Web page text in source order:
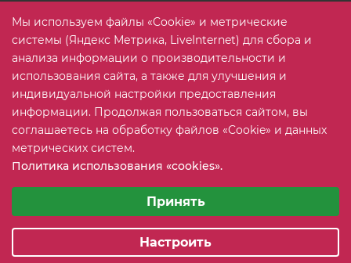
Условия оплаты
Условия доставки
Гарантия на товар
Вопрос-ответ
+7 (815) 2 606-608 ЗАКАЗАТЬ ЗВОНОК
info@mebeler51.ru
г. Мурманск, ул. Свердлова 11Б
Мы используем файлы «Cookie» и метрические
системы (Яндекс Метрика, LiveInternet) для сбора и
анализа информации о производительности и
использования сайта, а также для улучшения и
индивидуальной настройки предоставления
информации. Продолжая пользоваться сайтом, вы
соглашаетесь на обработку файлов «Cookie» и данных
метрических систем.
Политика использования «cookies».
Аналитические/Функциональные
Принять
Настроить